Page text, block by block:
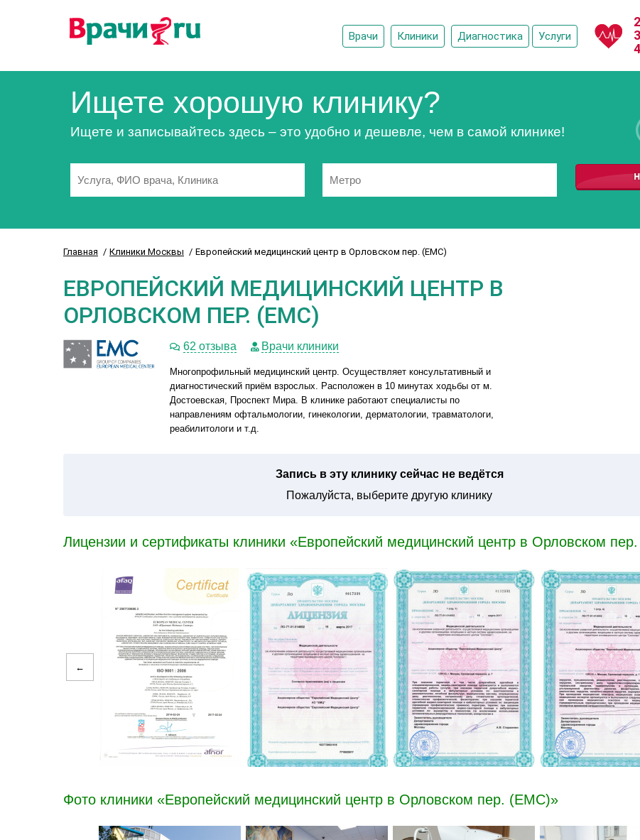
Врачи Клиники Диагностика Услуги
Ищете хорошую клинику?
Ищете и записывайтесь здесь – это удобно и дешевле, чем в самой клинике!
Главная Клиники Москвы Европейский медицинский центр в Орловском пер. (ЕМС)
ЕВРОПЕЙСКИЙ МЕДИЦИНСКИЙ ЦЕНТР В
ОРЛОВСКОМ ПЕР. (ЕМС)
62 отзыва Врачи клиники
Многопрофильный медицинский центр. Осуществляет консультативный и
диагностический приём взрослых. Расположен в 10 минутах ходьбы от м.
Достоевская, Проспект Мира. В клинике работают специалисты по
направлениям офтальмологии, гинекологии, дерматологии, травматологи,
реабилитологи и т.д.
Запись в эту клинику сейчас не ведётся
Пожалуйста, выберите другую клинику
Лицензии и сертификаты клиники «Европейский медицинский центр в Орловском
←
Фото клиники «Европейский медицинский центр в Орловском пер. (ЕМС)»